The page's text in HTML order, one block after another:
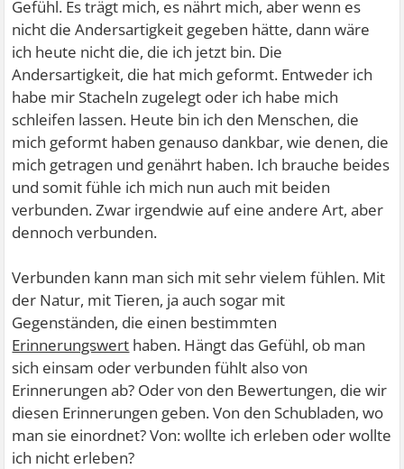
Gefühl. Es trägt mich, es nährt mich, aber wenn es
nicht die Andersartigkeit gegeben hätte, dann wäre
ich heute nicht die, die ich jetzt bin. Die
Andersartigkeit, die hat mich geformt. Entweder ich
habe mir Stacheln zugelegt oder ich habe mich
schleifen lassen. Heute bin ich den Menschen, die
mich geformt haben genauso dankbar, wie denen, die
mich getragen und genährt haben. Ich brauche beides
und somit fühle ich mich nun auch mit beiden
verbunden. Zwar irgendwie auf eine andere Art, aber
dennoch verbunden.
Verbunden kann man sich mit sehr vielem fühlen. Mit
der Natur, mit Tieren, ja auch sogar mit
Gegenständen, die einen bestimmten
Erinnerungswert haben. Hängt das Gefühl, ob man
sich einsam oder verbunden fühlt also von
Erinnerungen ab? Oder von den Bewertungen, die wir
diesen Erinnerungen geben. Von den Schubladen, wo
man sie einordnet? Von: wollte ich erleben oder wollte
ich nicht erleben?